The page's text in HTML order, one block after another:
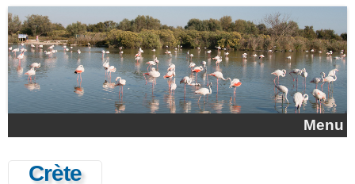
Aller au contenu principal
Menu
Crète